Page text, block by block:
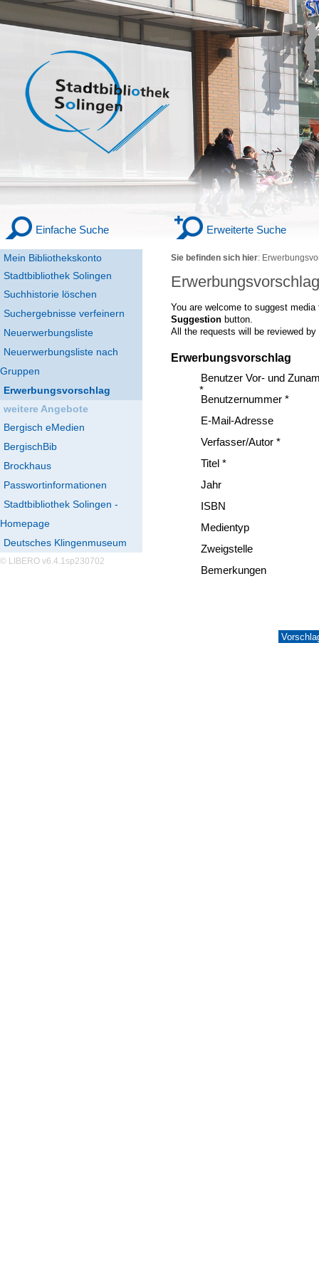
Mein Bibliothekskonto
Stadtbibliothek Solingen
Einfache Suche Erweiterte Suche
Suchhistorie löschen
Suchergebnisse verfeinern
Neuerwerbungsliste
Neuerwerbungsliste nach
Gruppen
Erwerbungsvorschlag
weitere Angebote
Bergisch eMedien
BergischBib
Brockhaus
Passwortinformationen
Stadtbibliothek Solingen -
Homepage
Deutsches Klingenmuseum
© LIBERO v6.4.1sp230702
Sie befinden sich hier:
Erwerbungsvorschlag
You are welcome to suggest
Suggestion button.
All the requests will be reviewed
Erwerbungsvorschlag
Benutzer Vor- und
*
Benutzernummer *
E-Mail-Adresse
Verfasser/Autor *
Titel *
Jahr
ISBN
Medientyp
Zweigstelle
Bemerkungen